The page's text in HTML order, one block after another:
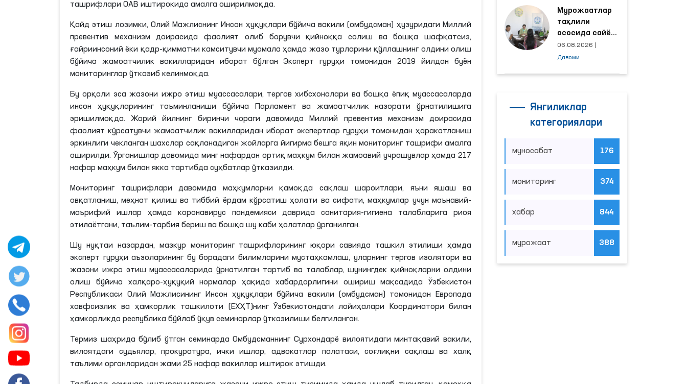
ташрифлари ОАВ иштирокида амалга оширилмоқда.
Қайд этиш лозимки, Олий Мажлиснинг Инсон ҳуқуқлари бўйича вакили (омбудсман) ҳузуридаги Миллий
превентив механизм доирасида фаолият олиб борувчи қийноққа солиш ва бошқа шафқатсиз,
ғайриинсоний ёки қадр-қимматни камситувчи муомала ҳамда жазо турларини қўллашнинг олдини олиш
бўйича жамоатчилик вакилларидан иборат бўлган Эксперт гуруҳи томонидан 2019 йилдан буён
мониторинглар ўтказиб келинмоқда.
Бу орқали эса жазони ижро этиш муассасалари, тергов хибсхоналари ва бошқа ёпиқ муассасаларда
инсон ҳуқуқларининг таъминланиши бўйича Парламент ва жамоатчилик назорати ўрнатилишига
эришилмоқда. Жорий йилнинг биринчи чораги давомида Миллий превентив механизм доирасида
фаолият кўрсатувчи жамоатчилик вакилларидан иборат экспертлар гуруҳи томонидан ҳаракатланиш
эркинлиги чекланган шахслар сақланадиган жойларга йигирма бешга яқин мониторинг ташрифи амалга
оширилди. Ўрганишлар давомида минг нафардан ортиқ маҳкум билан жамоавий учрашувлар ҳамда 217
нафар маҳкум билан якка тартибда суҳбатлар ўтказилди.
Мониторинг ташрифлари давомида маҳкумларни қамоқда сақлаш шароитлари, яъни яшаш ва
овқатланиш, меҳнат қилиш ва тиббий ёрдам кўрсатиш ҳолати ва сифати, маҳкумлар учун маънавий-
маърифий ишлар ҳамда коронавирус пандемияси даврида санитария-гигиена талабларига риоя
этилаётгани, таълим-тарбия бериш ва бошқа шу каби ҳолатлар ўрганилган.
Шу нуқтаи назардан, мазкур мониторинг ташрифларининг юқори савияда ташкил этилиши ҳамда
эксперт гуруҳи аъзоларининг бу борадаги билимларини мустаҳкамлаш, уларнинг тергов изолятори ва
жазони ижро этиш муассасаларида ўрнатилган тартиб ва талаблар, шунингдек қийноқларни олдини
олиш бўйича халқаро-ҳуқуқий нормалар ҳақида хабардорлигини ошириш мақсадида Ўзбекистон
Республикаси Олий Мажлисининг Инсон ҳуқуқлари бўйича вакили (омбудсман) томонидан Европада
хавфсизлик ва ҳамкорлик ташкилоти (ЕХҲТ)нинг Ўзбекистондаги лойиҳалари Координатори билан
ҳамкорликда республика бўйлаб ўқув семинарлар ўтказилиши белгиланган.
Термиз шаҳрида бўлиб ўтган семинарда Омбудсманнинг Сурхондарё вилоятидаги минтақавий вакили,
вилоятдаги судьялар, прокуратура, ички ишлар, адвокатлар палатаси, соғлиқни сақлаш ва халқ
таълими органларидан жами 25 нафар вакиллар иштирок этишди.
ишлаш йўлга
қўйилди
Мурожаатлар
таҳлили
асосида сайёр
қабул
ўтказиладиган
06.08.2026
Давоми
Янгиликлар
категориялари
муносабат 176
мониторинг 374
хабар 844
мурожаат 388